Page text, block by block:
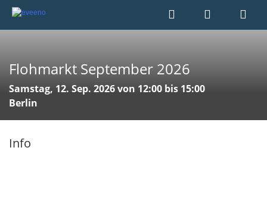
Flohmarkt September 2026
Samstag, 12. Sep. 2026 von 12:00 bis 15:00
Berlin
Info